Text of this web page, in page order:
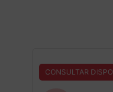
CONSULTAR